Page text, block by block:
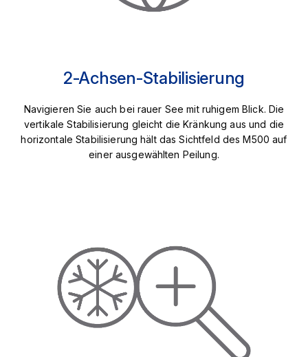
2-Achsen-Stabilisierung
Navigieren Sie auch bei rauer See mit ruhigem Blick. Die
vertikale Stabilisierung gleicht die Kränkung aus und die
horizontale Stabilisierung hält das Sichtfeld des M500 auf
einer ausgewählten Peilung.